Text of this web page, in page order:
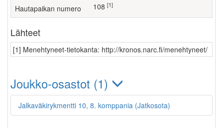
Hautapaikan numero 108 [1]
Lähteet
[1] Menehtyneet-tietokanta: http://kronos.narc.fi/menehtyneet/
Joukko-osastot (1)
Jalkaväkirykmentti 10, 8. komppania (Jatkosota)